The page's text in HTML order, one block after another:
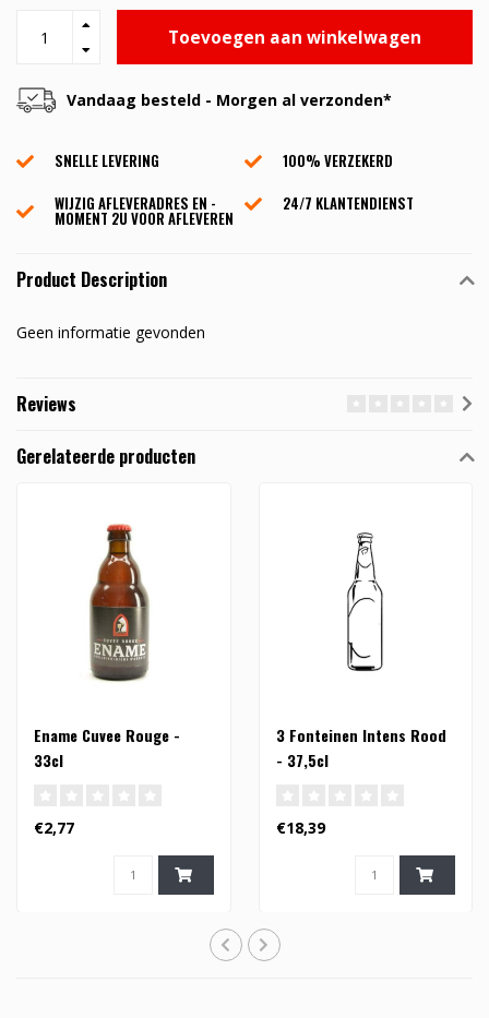
Toevoegen aan winkelwagen
Vandaag besteld - Morgen al verzonden*
SNELLE LEVERING
100% VERZEKERD
WIJZIG AFLEVERADRES EN -
MOMENT 2U VOOR AFLEVEREN
24/7 KLANTENDIENST
Product Description
Geen informatie gevonden
Reviews
Gerelateerde producten
Ename Cuvee Rouge -
33cl
€2,77
3 Fonteinen Intens Rood
- 37,5cl
€18,39